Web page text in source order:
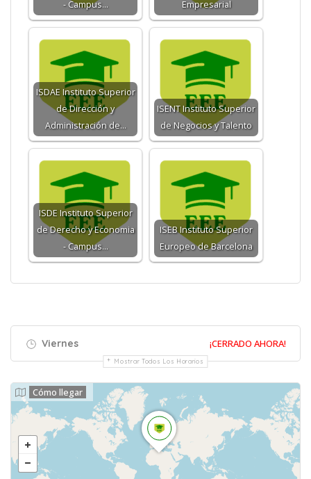
- Campus…
Empresarial
ISDAE Instituto Superior
de Dirección y
Administración de…
ISENT Instituto Superior
de Negocios y Talento
ISDE Instituto Superior
de Derecho y Economia
- Campus…
ISEB Instituto Superior
Europeo de Barcelona
Viernes ¡CERRADO AHORA!
Mostrar Todos Los Horarios
Cómo llegar